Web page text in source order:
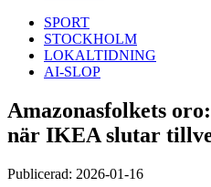
SPORT
STOCKHOLM
LOKALTIDNING
AI-SLOP
Amazonasfolkets
när IKEA slutar
Publicerad: 2026-01-16